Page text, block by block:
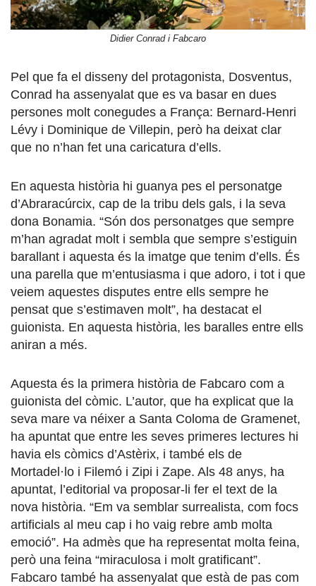
Didier Conrad i Fabcaro
Pel que fa el disseny del protagonista, Dosventus,
Conrad ha assenyalat que es va basar en dues
persones molt conegudes a França: Bernard-Henri
Lévy i Dominique de Villepin, però ha deixat clar
que no n’han fet una caricatura d’ells.
En aquesta història hi guanya pes el personatge
d’Abraracúrcix, cap de la tribu dels gals, i la seva
dona Bonamia. “Són dos personatges que sempre
m’han agradat molt i sembla que sempre s’estiguin
barallant i aquesta és la imatge que tenim d’ells. És
una parella que m’entusiasma i que adoro, i tot i que
veiem aquestes disputes entre ells sempre he
pensat que s’estimaven molt”, ha destacat el
guionista. En aquesta història, les baralles entre ells
aniran a més.
Aquesta és la primera història de Fabcaro com a
guionista del còmic. L’autor, que ha explicat que la
seva mare va néixer a Santa Coloma de Gramenet,
ha apuntat que entre les seves primeres lectures hi
havia els còmics d’Astèrix, i també els de
Mortadel·lo i Filemó i Zipi i Zape. Als 48 anys, ha
apuntat, l’editorial va proposar-li fer el text de la
nova història. “Em va semblar surrealista, com focs
artificials al meu cap i ho vaig rebre amb molta
emoció”. Ha admès que ha representat molta feina,
però una feina “miraculosa i molt gratificant”.
Fabcaro també ha assenyalat que està de pas com